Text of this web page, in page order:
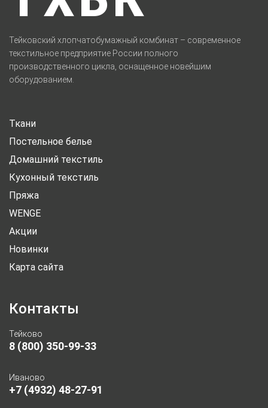
Тейковский хлопчатобумажный комбинат – современное
текстильное предприятие России полного
производственного цикла, оснащенное новейшим
оборудованием.
Ткани
Постельное белье
Домашний текстиль
Кухонный текстиль
Пряжа
WENGE
Акции
Новинки
Карта сайта
Контакты
Тейково
8 (800) 350-99-33
Иваново
+7 (4932) 48-27-91